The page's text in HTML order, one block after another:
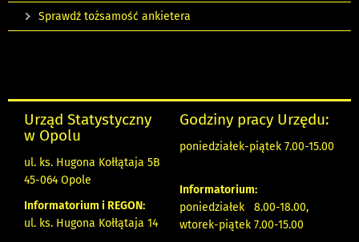
Sprawdź tożsamość ankietera
Urząd Statystyczny
w Opolu
ul. ks. Hugona Kołłątaja 5B
45-064 Opole
Informatorium i REGON:
ul. ks. Hugona Kołłątaja 14
Godziny pracy Urzędu:
poniedziałek-piątek 7.00-15.00
Informatorium:
poniedziałek 8.00-18.00,
wtorek-piątek 7.00-15.00